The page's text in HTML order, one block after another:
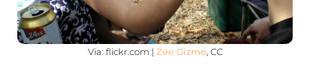
Via: flickr.com | Zee Gizmo, CC